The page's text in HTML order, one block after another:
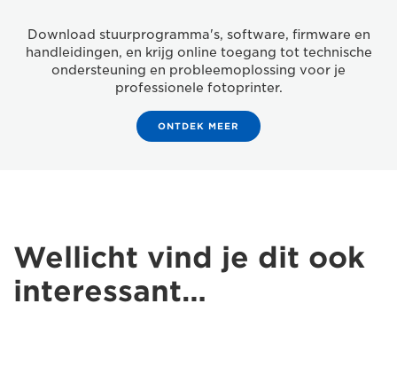
Download stuurprogramma's, software, firmware en
handleidingen, en krijg online toegang tot technische
ondersteuning en probleemoplossing voor je
professionele fotoprinter.
ONTDEK MEER
Wellicht vind je dit ook
interessant…